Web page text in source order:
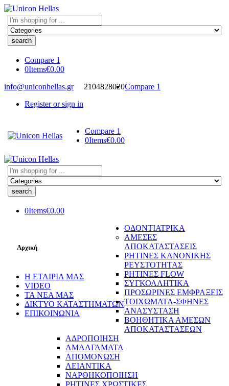
Search
here
Compare 1
0Items€0.00
info@uniconhellas.gr
2104828020Compare 1
Register or sign in
Compare 1
0Items€0.00
Search
here
0Items€0.00
Αρχική
Η ΕΤΑΙΡΙΑ ΜΑΣ
VIDEO
ΤΑ ΝΕΑ ΜΑΣ
ΔΙΚΤΥΟ ΚΑΤΑΣΤΗΜΑΤΩΝ
ΕΠΙΚΟΙΝΩΝΙΑ
ΟΔΟΝΤΙΑΤΡΙΚΑ
ΑΜΕΣΕΣ
ΑΠΟΚΑΤΑΣΤΑΣΕΙΣ
ΡΗΤΙΝΕΣ ΚΑΝΟΝΙΚΗΣ
ΡΕΥΣΤΟΤΗΤΑΣ
ΡΗΤΙΝΕΣ FLOW
ΣΥΓΚΟΛΛΗΤΙΚΑ
ΠΡΟΣΩΡΙΝΕΣ ΕΜΦΡΑΞΕΙΣ
ΤΟΙΧΩΜΑΤΑ-ΣΦΗΝΕΣ
ΑΝΑΣΥΣΤΑΣΗ
ΒΟΗΘΗΤΙΚΑ ΑΜΕΣΩΝ
ΑΠΟΚΑΤΑΣΤΑΣΕΩΝ
ΑΔΡΟΠΟΙΗΣΗ
ΑΜΑΛΓΑΜΑΤΑ
ΑΠΟΜΟΝΩΣΗ
ΛΕΙΑΝΤΙΚΑ
ΝΑΡΘΗΚΟΠΟΙΗΣΗ
ΡΗΤΙΝΕΣ ΧΡΩΣΤΙΚΕΣ